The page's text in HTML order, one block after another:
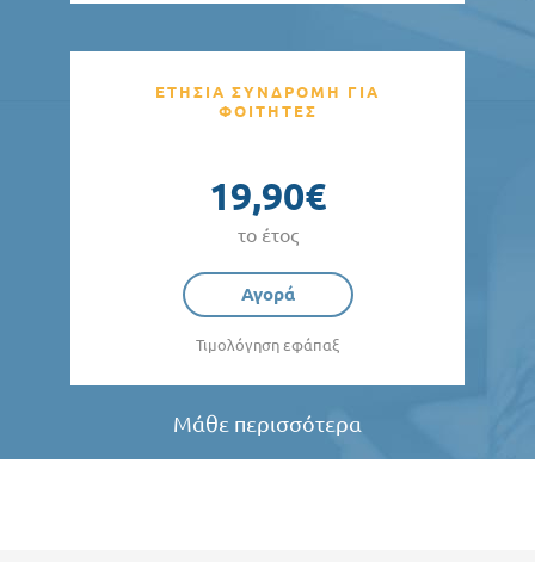
ΕΤΗΣΙΑ ΣΥΝΔΡΟΜΗ ΓΙΑ
ΦΟΙΤΗΤΕΣ
19,90€
το έτος
Αγορά
Τιμολόγηση εφάπαξ
Μάθε περισσότερα